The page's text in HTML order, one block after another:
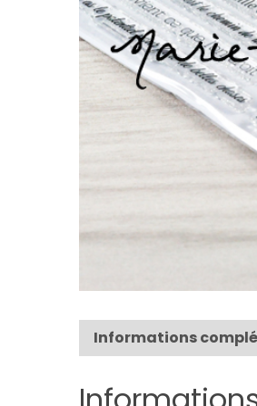
Informations